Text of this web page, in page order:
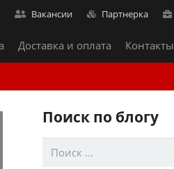
Вакансии Партнерка
Доставка и оплата Контакты
Поиск по блогу